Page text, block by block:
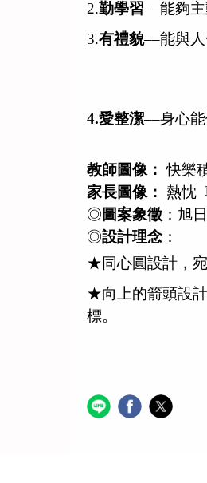
2.勤學習––能夠
3.有禮貌––能與
4.愛整潔––身心
教師圖像： 快樂
家長圖像： 熱忱
◎圖案象徵 ：旭
◎設計理念 ：
★同心圓設計，宛
★向上的箭頭設
標。